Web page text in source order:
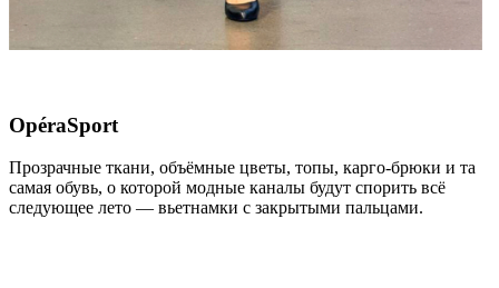
OpéraSport
Прозрачные ткани, объёмные цветы, топы, карго-брюки и та
самая обувь, о которой модные каналы будут спорить всё
следующее лето — вьетнамки с закрытыми пальцами.